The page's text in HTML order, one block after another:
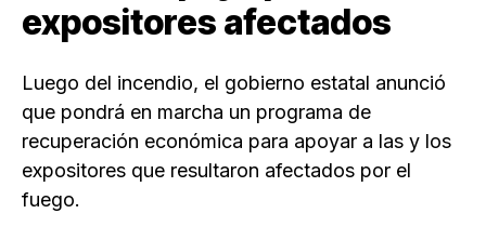
expositores afectados
Luego del incendio, el gobierno estatal anunció
que pondrá en marcha un programa de
recuperación económica para apoyar a las y los
expositores que resultaron afectados por el
fuego.